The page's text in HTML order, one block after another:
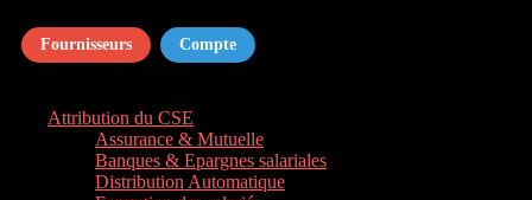
Fournisseurs Compte
Attribution du CSE
Assurance & Mutuelle
Banques & Epargnes salariales
Distribution Automatique